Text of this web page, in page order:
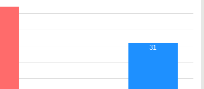
31